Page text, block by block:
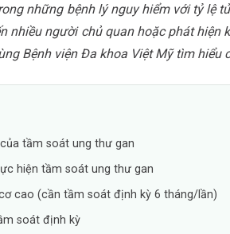
những bệnh lý nguy hiểm với tỷ lệ
nhiều người chủ quan hoặc phát
Bệnh viện Đa khoa Việt Mỹ tìm hiểu
tầm soát ung thư gan
hiện tầm soát ung thư gan
cao (cần tầm soát định kỳ 6 tháng/lần)
soát định kỳ